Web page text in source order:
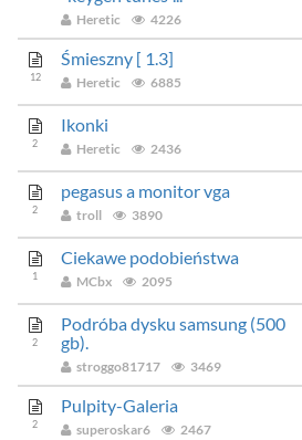
Heretic 4226
12
Śmieszny [ 1.3]
Heretic 6885
2
Ikonki
Heretic 2436
2
pegasus a monitor vga
troll 3890
1
Ciekawe podobieństwa
MCbx 2095
2
Podróba dysku samsung (500
gb).
stroggo81717 3469
2
Pulpity-Galeria
superoskar6 2467